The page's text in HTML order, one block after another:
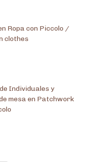
Ropa con Piccolo /
clothes
Individuales y
mesa en Patchwork